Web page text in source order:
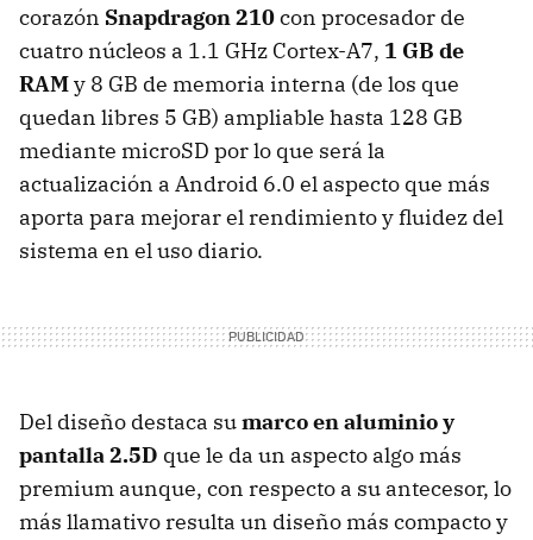
corazón Snapdragon 210con procesador de
cuatro núcleos a 1.1 GHz Cortex-A7, 1 GB de
RAMy 8 GB de memoria interna (de los que
quedan libres 5 GB) ampliable hasta 128 GB
mediante microSD por lo que será la
actualización a Android 6.0 el aspecto que más
aporta para mejorar el rendimiento y fluidez del
sistema en el uso diario.
Del diseño destaca sumarco en aluminio y
pantalla 2.5D que le da un aspecto algo más
premium aunque, con respecto a su antecesor, lo
más llamativo resulta un diseño más compacto y